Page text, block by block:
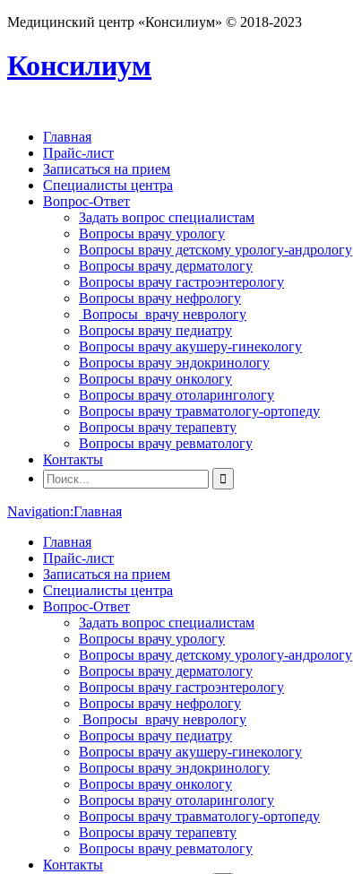
Медицинский центр «Консилиум» © 2018-2023
Консилиум
Главная
Прайс-лист
Записаться на прием
Специалисты центра
Вопрос-Ответ
Задать вопрос специалистам
Вопросы врачу урологу
Вопросы врачу детскому урологу-андрологу
Вопросы врачу дерматологу
Вопросы врачу гастроэнтерологу
Вопросы врачу нефрологу
Вопросы врачу неврологу
Вопросы врачу педиатру
Вопросы врачу акушеру-гинекологу
Вопросы врачу эндокринологу
Вопросы врачу онкологу
Вопросы врачу отоларингологу
Вопросы врачу травматологу-ортопеду
Вопросы врачу терапевту
Вопросы врачу ревматологу
Контакты
Navigation:Главная
Главная
Прайс-лист
Записаться на прием
Специалисты центра
Вопрос-Ответ
Задать вопрос специалистам
Вопросы врачу урологу
Вопросы врачу детскому урологу-андрологу
Вопросы врачу дерматологу
Вопросы врачу гастроэнтерологу
Вопросы врачу нефрологу
Вопросы врачу неврологу
Вопросы врачу педиатру
Вопросы врачу акушеру-гинекологу
Вопросы врачу эндокринологу
Вопросы врачу онкологу
Вопросы врачу отоларингологу
Вопросы врачу травматологу-ортопеду
Вопросы врачу терапевту
Вопросы врачу ревматологу
Контакты